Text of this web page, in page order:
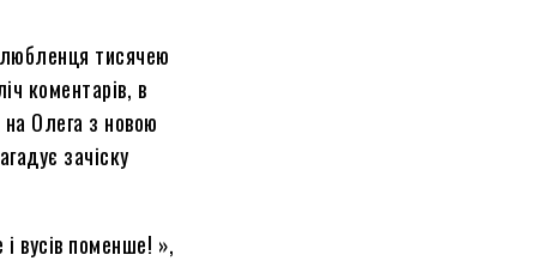
тисячею
коментарів, в
на Олега з новою
зачіску
вусів поменше! »,